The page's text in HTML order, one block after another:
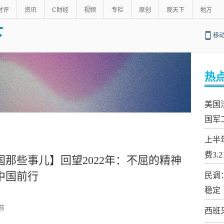
评 资讯 C财经 视频 专栏 原创 观天下 地方
移
那些事儿】回望2022年：不屈的精神
国前行
热
美国
国军
上
费
民调
稳定
西班